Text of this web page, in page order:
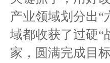
产业领域划分出
域都收获了过硬“
家，圆满完成目